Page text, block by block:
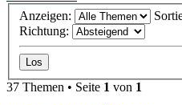
Anzeigen:
Richtung:
37 Themen • Seite 1 von 1